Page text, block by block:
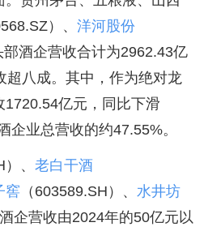
）、 洋河股份
部酒企营收合计为2962.43亿
超八成。其中，作为绝对龙
亿元，同比下滑
企业总营收的约47.55%。
、 老白干酒
窖 （603589.SH）、 水井坊
企营收由2024年的50亿元以